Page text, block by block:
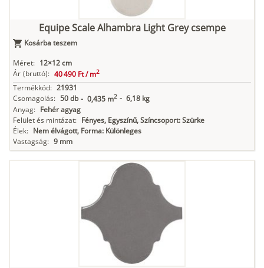
Equipe Scale Alhambra Light Grey csempe
Kosárba teszem
Méret: 12×12 cm
Ár (bruttó): 40 490 Ft /m2
Termékkód: 21931
Csomagolás: 50 db - 0,435 m2 - 6,18 kg
Anyag: Fehér agyag
Felület és mintázat: Fényes, Egyszínű, Színcsoport: Szürke
Élek: Nem élvágott, Forma: Különleges
Vastagság: 9 mm